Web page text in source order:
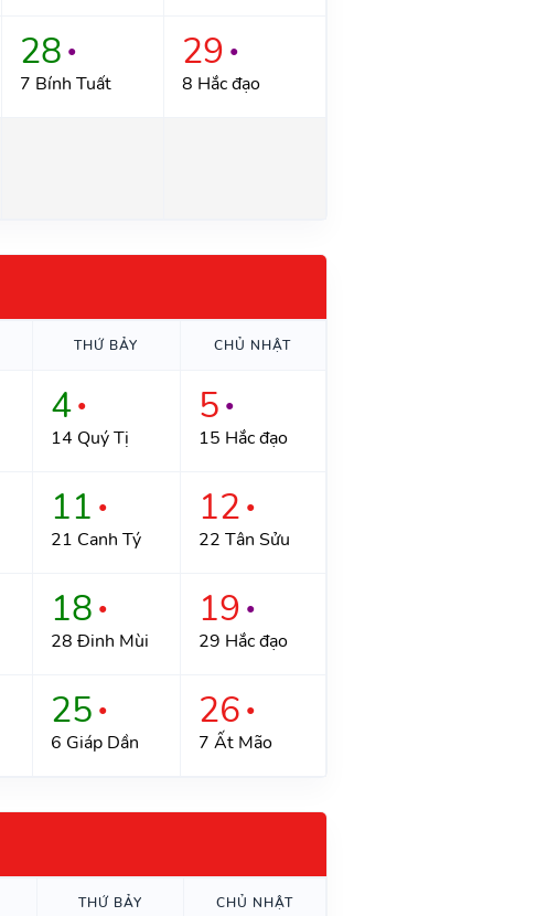
28 ●
7 Bính Tuất
29 ●
8 Hắc đạo
THỨ BẢY CHỦ NHẬT
4 ●
14 Quý Tị
5 ●
15 Hắc đạo
11 ●
21 Canh Tý
12 ●
22 Tân Sửu
18 ●
28 Đinh Mùi
19 ●
29 Hắc đạo
25 ●
6 Giáp Dần
26 ●
7 Ất Mão
THỨ BẢY CHỦ NHẬT